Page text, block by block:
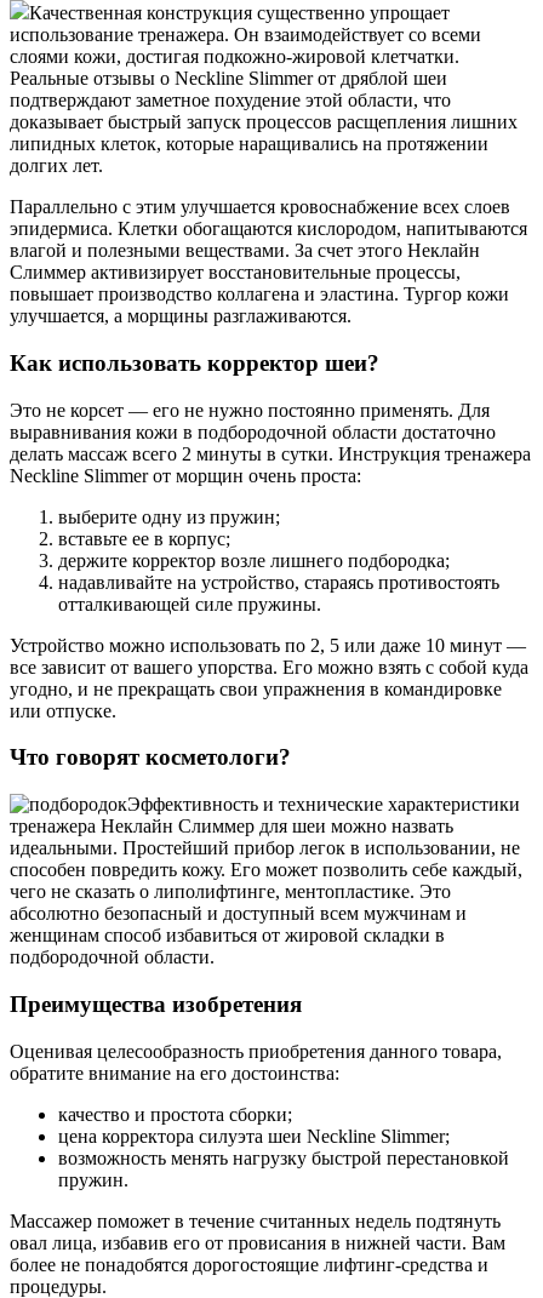
Качественная конструкция существенно упрощает
использование тренажера. Он взаимодействует со всеми
слоями кожи, достигая подкожно-жировой клетчатки.
Реальные отзывы о Neckline Slimmer от дряблой шеи
подтверждают заметное похудение этой области, что
доказывает быстрый запуск процессов расщепления лишних
липидных клеток, которые наращивались на протяжении
долгих лет.
Параллельно с этим улучшается кровоснабжение всех слоев
эпидермиса. Клетки обогащаются кислородом, напитываются
влагой и полезными веществами. За счет этого Неклайн
Слиммер активизирует восстановительные процессы,
повышает производство коллагена и эластина. Тургор кожи
улучшается, а морщины разглаживаются.
Как использовать корректор шеи?
Это не корсет — его не нужно постоянно применять. Для
выравнивания кожи в подбородочной области достаточно
делать массаж всего 2 минуты в сутки. Инструкция тренажера
Neckline Slimmer от морщин очень проста:
выберите одну из пружин;
вставьте ее в корпус;
держите корректор возле лишнего подбородка;
надавливайте на устройство, стараясь противостоять
отталкивающей силе пружины.
Устройство можно использовать по 2, 5 или даже 10 минут —
все зависит от вашего упорства. Его можно взять с собой куда
угодно, и не прекращать свои упражнения в командировке
или отпуске.
Что говорят косметологи?
Эффективность и технические характеристики
тренажера Неклайн Слиммер для шеи можно назвать
идеальными. Простейший прибор легок в использовании, не
способен повредить кожу. Его может позволить себе каждый,
чего не сказать о липолифтинге, ментопластике. Это
абсолютно безопасный и доступный всем мужчинам и
женщинам способ избавиться от жировой складки в
подбородочной области.
Преимущества изобретения
Оценивая целесообразность приобретения данного товара,
обратите внимание на его достоинства:
качество и простота сборки;
цена корректора силуэта шеи Neckline Slimmer;
возможность менять нагрузку быстрой перестановкой
пружин.
Массажер поможет в течение считанных недель подтянуть
овал лица, избавив его от провисания в нижней части. Вам
более не понадобятся дорогостоящие лифтинг-средства и
процедуры.